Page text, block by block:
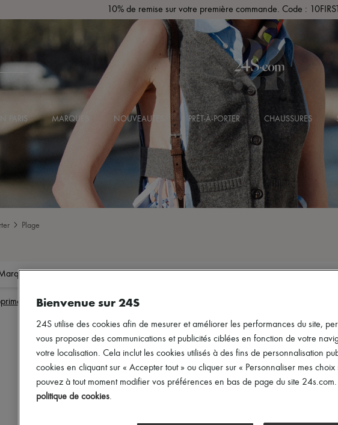
10% de remise sur votre première commande. Code : 10FIRST
PARIS MARQUES NOUVEAUTÉS PRÊT-À-PORTER CHAUSSURES
Plage
Bienvenue sur 24S
24S utilise des cookies afin de mesurer et améliorer les performances du site,
vous proposer des communications et publicités ciblées en fonction de votre
votre localisation. Cela inclut les cookies utilisés à des fins de personnalisation
cookies en cliquant sur « Accepter tout » ou cliquer sur « Personnaliser mes
pouvez à tout moment modifier vos préférences en bas de page du site
politique de cookies.